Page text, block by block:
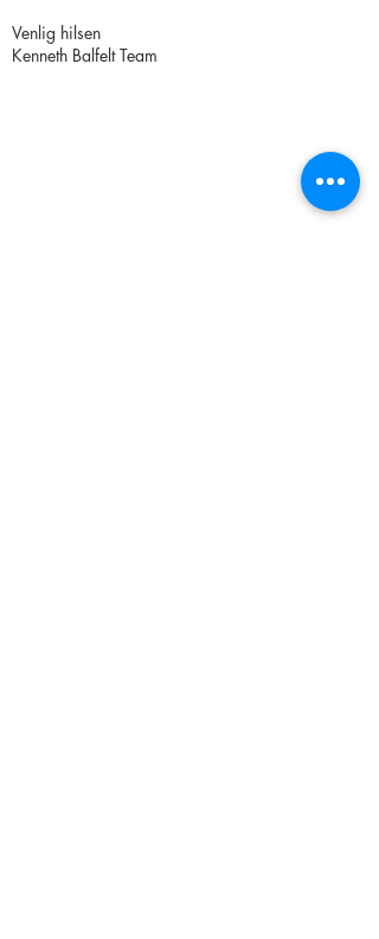
Venlig hilsen
Kenneth Balfelt Team